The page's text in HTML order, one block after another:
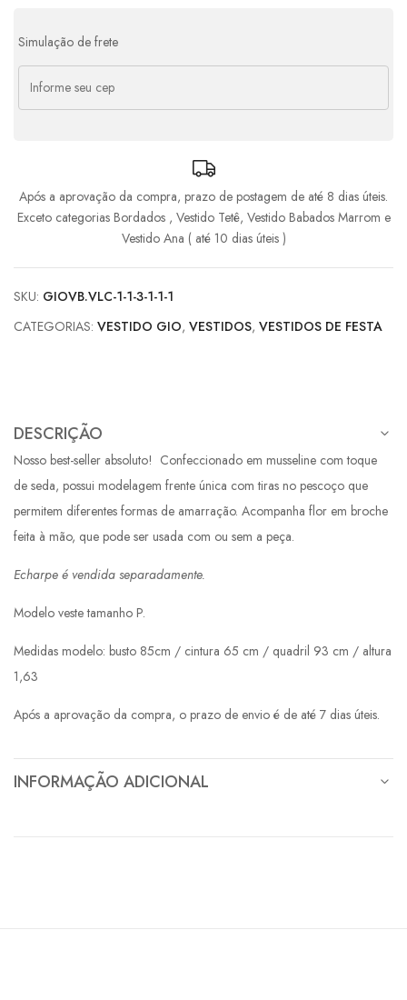
Simulação de frete
Após a aprovação da compra, prazo de postagem de até 8 dias úteis.
Exceto categorias Bordados , Vestido Tetê, Vestido Babados Marrom e
Vestido Ana ( até 10 dias úteis )
SKU: GIOVB.VLC-1-1-3-1-1-1
CATEGORIAS: VESTIDO GIO, VESTIDOS, VESTIDOS DE FESTA
DESCRIÇÃO
Nosso best-seller absoluto! Confeccionado em musseline com toque
de seda, possui modelagem frente única com tiras no pescoço que
permitem diferentes formas de amarração. Acompanha flor em broche
feita à mão, que pode ser usada com ou sem a peça.
Echarpe é vendida separadamente.
Modelo veste tamanho P.
Medidas modelo: busto 85cm / cintura 65 cm / quadril 93 cm / altura
1,63
Após a aprovação da compra, o prazo de envio é de até 7 dias úteis.
INFORMAÇÃO ADICIONAL